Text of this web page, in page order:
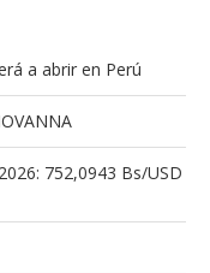
a abrir en Perú
752,0943 Bs/USD